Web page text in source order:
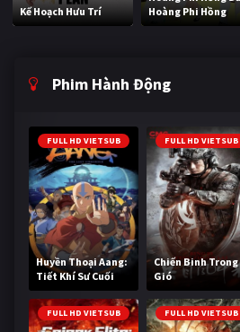
Kế Hoạch Hưu Trí
Hoàng Phi Hồng
Phim Hành Động
FULL HD VIETSUB
Huyền Thoại Aang:
Tiết Khí Sư Cuối
Cùng
FULL HD VIETSUB
Chiến Binh Trong
Gió
FULL HD VIETSUB FULL HD VIETSUB